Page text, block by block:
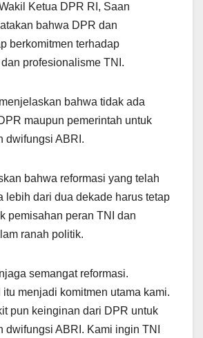
Ketua DPR RI, Saan
bahwa DPR dan
berkomitmen terhadap
profesionalisme TNI.
bahwa tidak ada
maupun pemerintah untuk
dwifungsi ABRI.
bahwa reformasi yang telah
lebih dari dua dekade harus tetap
pemisahan peran TNI dan
ranah politik.
semangat reformasi.
menjadi komitmen utama kami.
pun keinginan dari DPR untuk
dwifungsi ABRI. Kami ingin TNI